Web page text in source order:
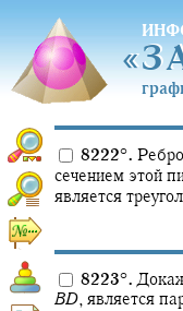
«
«
8222°. Ребро
сечением этой
является
8223°.
BD, является